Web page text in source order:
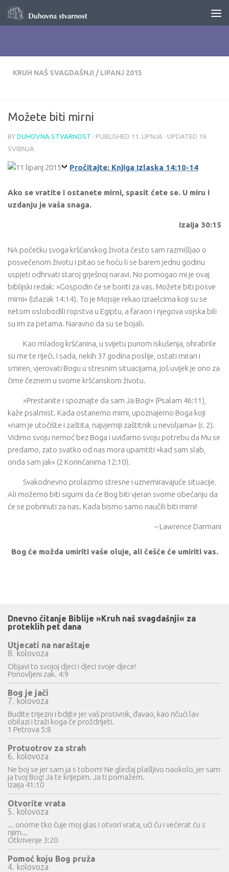
Skip to content
KRUH NAŠ SVAGDAŠNJI / LIPANJ 2015
Možete biti mirni
BY DUHOVNA STVARNOST · PUBLISHED 11. LIPNJA · UPDATED 19.
SVIBNJA
Pročitajte: Knjiga Izlaska 14:10-14
Ako se vratite i ostanete mirni, spasit ćete se. U miru i
uzdanju je vaša snaga.
Izaija 30:15
NA početku svoga kršćanskog života često sam razmišljao o
posvećenom životu i pitao se hoću li se barem jednu godinu
uspjeti odhrvati staroj grješnoj naravi. No pomogao mi je ovaj
biblijski redak: »Gospodin će se boriti za vas. Možete biti posve
mirni« (Izlazak 14:14). To je Mojsije rekao Izraelcima koji su se
netom oslobodili ropstva u Egiptu, a faraon i njegova vojska bili
su im za petama. Naravno da su se bojali.
Kao mladog kršćanina, u svijetu punom iskušenja, ohrabrile
su me te riječi. I sada, nekih 37 godina poslije, ostati miran i
smiren, vjerovati Bogu u stresnim situacijama, još uvijek je ono za
čime čeznem u svome kršćanskom životu.
»Prestanite i spoznajte da sam Ja Bog!« (Psalam 46:11),
kaže psalmist. Kada ostanemo mirni, upoznajemo Boga koji
»nam je utočište i zaštita, najvjerniji zaštitnik u nevoljama« (r. 2).
Vidimo svoju nemoć bez Boga i uviđamo svoju potrebu da Mu se
predamo, zato svatko od nas mora upamtiti »kad sam slab,
onda sam jak« (2 Korinćanima 12:10).
Svakodnevno prolazimo stresne i uznemiravajuće situacije.
Ali možemo biti sigurni da će Bog biti vjeran svome obećanju da
će se pobrinuti za nas. Kada bismo samo naučili biti mirni!
– Lawrence Darmani
Bog će možda umiriti vaše oluje, ali češće će umiriti vas.
Dnevno čitanje Biblije »Kruh naš svagdašnji« za
proteklih pet dana
Utjecati na naraštaje
8. kolovoza
Objavi to svojoj djeci i djeci svoje djece!
Ponovljeni zak. 4:9
Bog je jači
7. kolovoza
Budite trijezni i bdijte jer vaš protivnik, đavao, kao ričući lav
obilazi i traži koga će proždrijeti.
1 Petrova 5:8
Protuotrov za strah
6. kolovoza
Ne boj se jer sam ja s tobom! Ne gledaj plašljivo naokolo, jer sam
ja tvoj Bog! Ja te krijepim. Ja ti pomažem.
Izaija 41:10
Otvorite vrata
5. kolovoza
... onome tko čuje moj glas i otvori vrata, ući ću i večerat ću s
njim...
Otkrivenje 3:20
Pomoć koju Bog pruža
4. kolovoza